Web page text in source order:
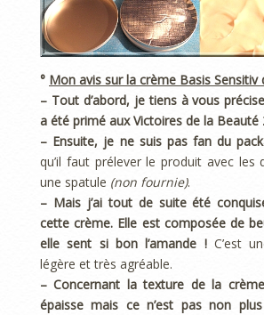
° Mon avis sur la crème Basis Sensitiv
– Tout d’abord, je tiens à vous
a été primé aux Victoires de la Beauté
– Ensuite, je ne suis pas fan du
qu’il faut prélever le produit avec les
une spatule (non fournie).
– Mais j’ai tout de suite été
cette crème. Elle est composée de
elle sent si bon l’amande !C’est
légère et très agréable.
– Concernant la texture de la
épaisse mais ce n’est pas non